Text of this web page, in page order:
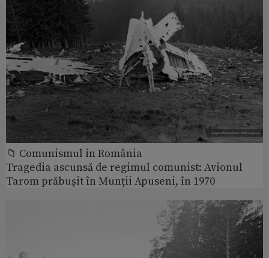
📁 Comunismul in România
Tragedia ascunsă de regimul comunist: Avionul
Tarom prăbușit în Munții Apuseni, în 1970